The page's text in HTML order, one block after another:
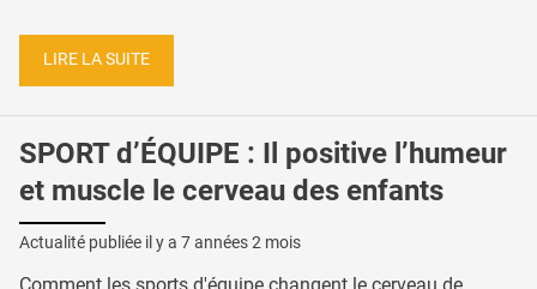
LIRE LA SUITE
SPORT d’ÉQUIPE : Il positive l’humeur
et muscle le cerveau des enfants
Actualité publiée il y a 7 années 2 mois